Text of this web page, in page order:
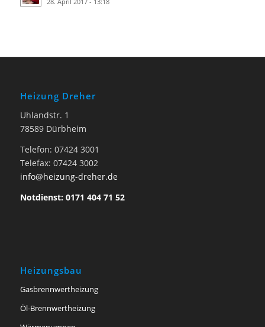
Heizung Dreher
Uhlandstr. 1
78589 Dürbheim
Telefon: 07424 3001
Telefax: 07424 3002
info@heizung-dreher.de
Notdienst: 0171 404 71 52
Heizungsbau
Gasbrennwertheizung
Öl-Brennwertheizung